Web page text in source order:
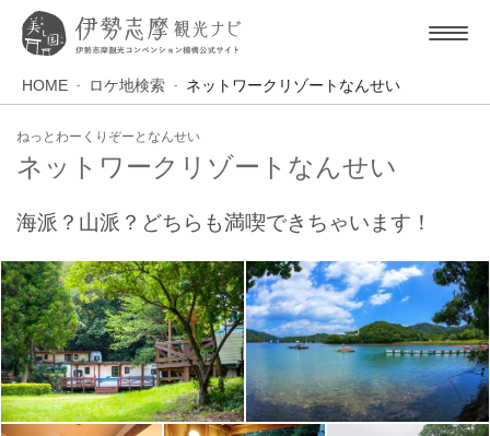
HOME ロケ地検索 ネットワークリゾートなんせい
ねっとわーくりぞーとなんせい
ネットワークリゾートなんせい
海派？山派？どちらも満喫できちゃいます！